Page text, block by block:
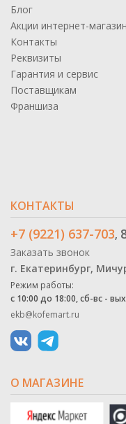
Блог
Акции интернет-
Контакты
Реквизиты
Гарантия и сервис
Поставщикам
Франшиза
КОНТАКТЫ
+7 (9221) 637-703,
Заказать звонок
г. Екатеринбург,
Режим работы:
с 10:00 до 18:00, сб-вс -
ekb@kofemart.ru
О МАГАЗИНЕ